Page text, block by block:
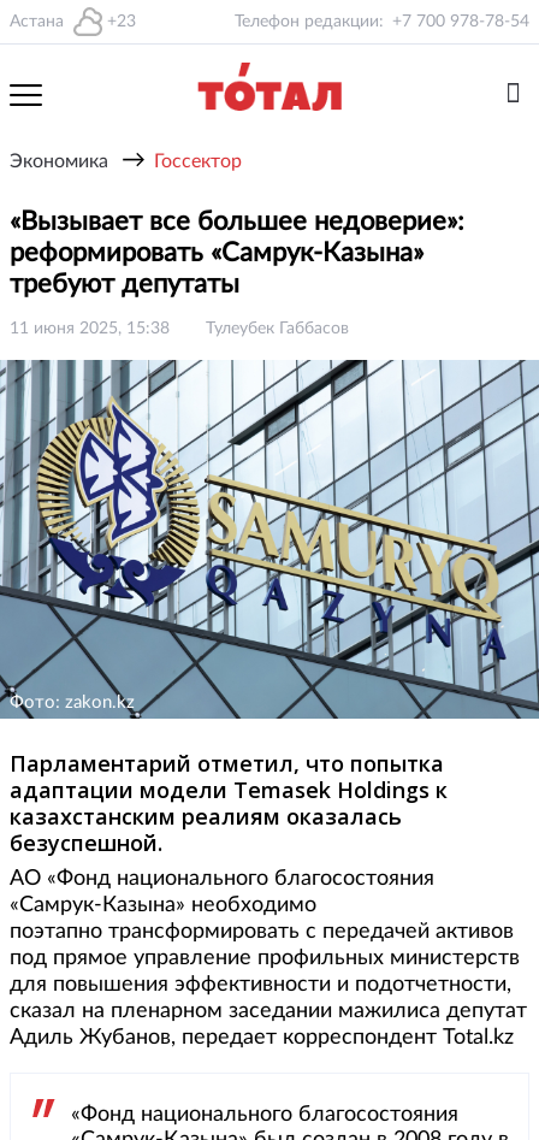
Астана +23 Телефон редакции: +7 700 978-78-54
Экономика → Госсектор
«Вызывает все большее недоверие»:
реформировать «Самрук-Казына»
требуют депутаты
11 июня 2025, 15:38 Тулеубек Габбасов
Фото: zakon.kz
Парламентарий отметил, что попытка
адаптации модели Temasek Holdings к
казахстанским реалиям оказалась
безуспешной.
АО «Фонд национального благосостояния
«Самрук-Казына» необходимо
поэтапно трансформировать с передачей активов
под прямое управление профильных министерств
для повышения эффективности и подотчетности,
сказал на пленарном заседании мажилиса депутат
Адиль Жубанов, передает корреспондент Total.kz
«Фонд национального благосостояния